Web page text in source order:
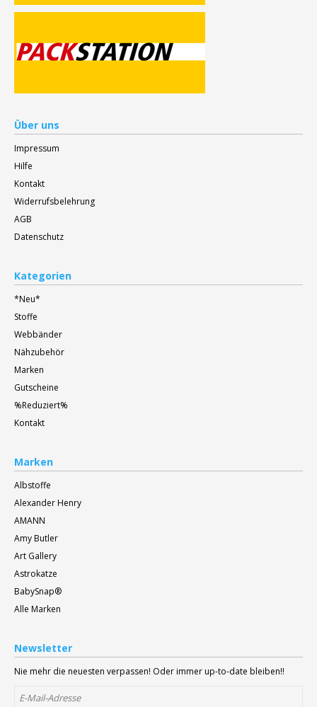
Über uns
Impressum
Hilfe
Kontakt
Widerrufsbelehrung
AGB
Datenschutz
Kategorien
*Neu*
Stoffe
Webbänder
Nähzubehör
Marken
Gutscheine
%Reduziert%
Kontakt
Marken
Albstoffe
Alexander Henry
AMANN
Amy Butler
Art Gallery
Astrokatze
BabySnap®
Alle Marken
Newsletter
Nie mehr die neuesten verpassen! Oder immer up-to-date bleiben!!